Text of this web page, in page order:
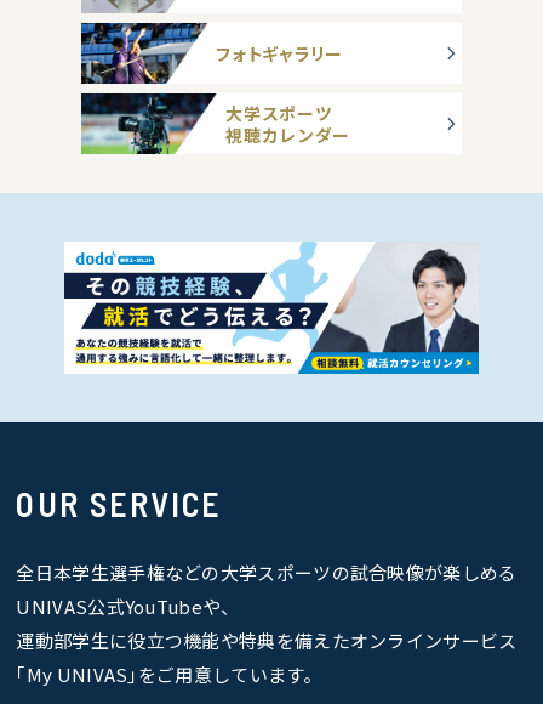
フォトギャラリー
大学スポーツ
視聴カレンダー
OUR SERVICE
全日本学生選手権などの大学スポーツの試合映像が楽しめる
UNIVAS公式YouTubeや、
運動部学生に役立つ機能や特典を備えたオンラインサービス
｢My UNIVAS｣をご用意しています。